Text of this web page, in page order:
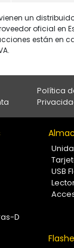
un
oficial en
están en
Política
D
USB